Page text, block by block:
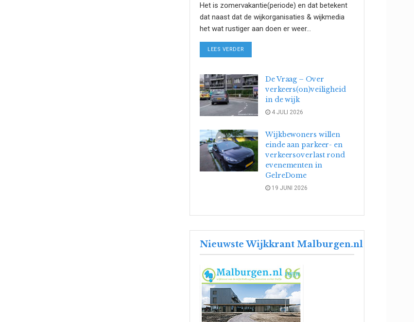
Het is zomervakantie(periode) en dat betekent
dat naast dat de wijkorganisaties & wijkmedia
het wat rustiger aan doen er weer...
LEES VERDER
De Vraag – Over
verkeers(on)veiligheid
in de wijk
4 JULI 2026
Wijkbewoners willen
einde aan parkeer- en
verkeersoverlast rond
evenementen in
GelreDome
19 JUNI 2026
Nieuwste Wijkkrant Malburgen.nl